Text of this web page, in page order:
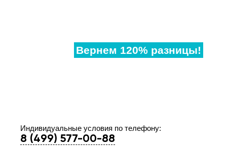
Вернем 120% разницы!
Индивидуальные условия по телефону:
8 (499) 577-00-88